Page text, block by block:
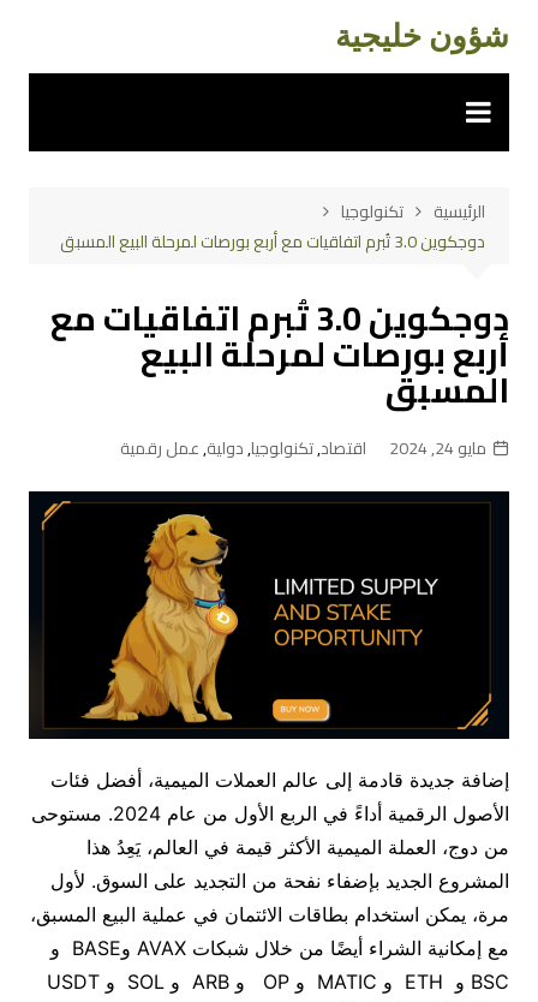
المحتوى
شؤون خليجية
الرئيسية
تكنولوجيا
دوجكوين 3.0 تُبرم اتفاقيات مع أربع بورصات لمرحلة البيع المسبق
دوجكوين 3.0 تُبرم اتفاقيات مع
أربع بورصات لمرحلة البيع
المسبق
مايو 24, 2024 اقتصاد,تكنولوجيا,دولية,عمل رقمية
إضافة جديدة قادمة إلى عالم العملات الميمية، أفضل فئات
الأصول الرقمية أداءً في الربع الأول من عام 2024. مستوحى
من دوج، العملة الميمية الأكثر قيمة في العالم، يَعِدُ هذا
المشروع الجديد بإضفاء نفحة من التجديد على السوق. لأول
مرة، يمكن استخدام بطاقات الائتمان في عملية البيع المسبق،
مع إمكانية الشراء أيضًا من خلال شبكات AVAX وBASE و
BSC و ETH و MATIC و OP و ARB و SOL و USDT